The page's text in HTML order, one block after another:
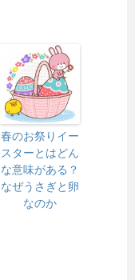
春のお祭りイー
スターとはどん
な意味がある？
なぜうさぎと卵
なのか